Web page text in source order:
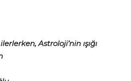
Astroloji’nin ışığı